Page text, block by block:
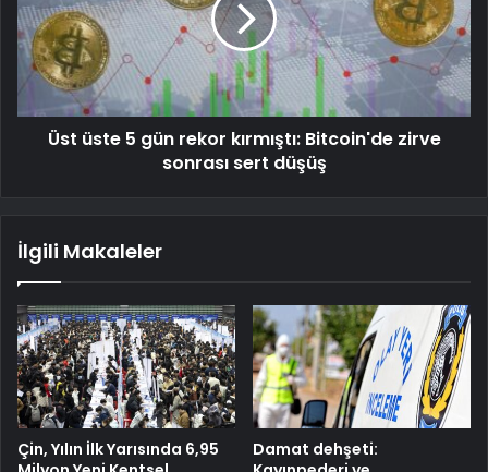
Üst üste 5 gün rekor kırmıştı: Bitcoin'de zirve
sonrası sert düşüş
İlgili Makaleler
Çin, Yılın İlk Yarısında 6,95
Damat dehşeti: